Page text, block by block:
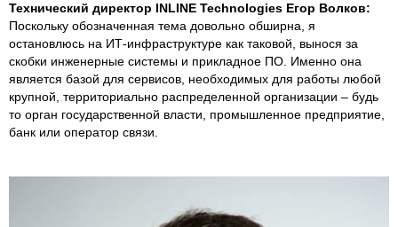
Технический директор INLINE Technologies Егор Волков:
Поскольку обозначенная тема довольно обширна, я
остановлюсь на ИТ-инфраструктуре как таковой, вынося за
скобки инженерные системы и прикладное ПО. Именно она
является базой для сервисов, необходимых для работы любой
крупной, территориально распределенной организации – будь
то орган государственной власти, промышленное предприятие,
банк или оператор связи.